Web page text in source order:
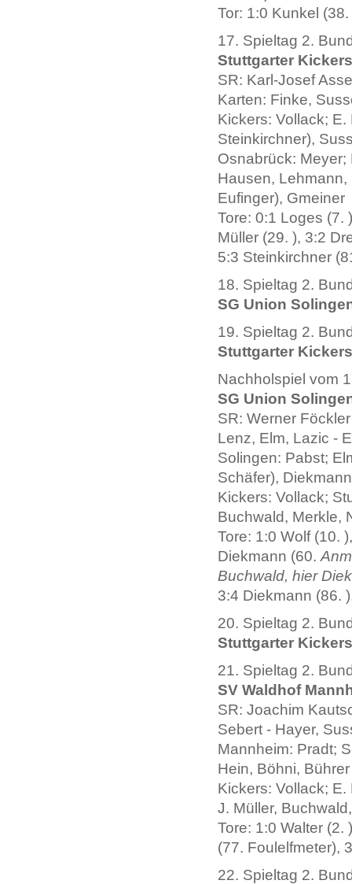
Tor: 1:0 Kunkel (38.
17. Spieltag 2.
Stuttgarter
SR: Karl-Josef
Karten: Finke,
Kickers: Vollack; E.
Steinkirchner),
Osnabrück: Meyer;
Hausen, Lehmann,
Eufinger), Gmeiner
Tore: 0:1 Loges (7.
Müller (29. ), 3:2
5:3 Steinkirchner
18. Spieltag 2.
SG Union
19. Spieltag 2.
Stuttgarter
Nachholspiel vom
SG Union
SR: Werner
Lenz, Elm, Lazic -
Solingen: Pabst;
Schäfer),
Kickers: Vollack;
Buchwald, Merkle,
Tore: 1:0 Wolf (10.
Diekmann (60.
Buchwald, hier
3:4 Diekmann (86.
20. Spieltag 2.
Stuttgarter
21. Spieltag 2.
SV Waldhof
SR: Joachim
Sebert - Hayer,
Mannheim: Pradt;
Hein, Böhni,
Kickers: Vollack;
J. Müller,
Tore: 1:0 Walter (2.
(77. Foulelfmeter),
22. Spieltag 2.